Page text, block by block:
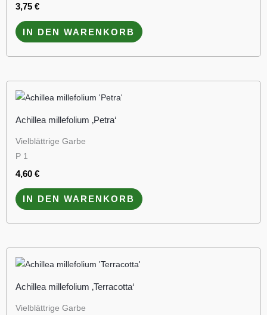
3,75 €
IN DEN WARENKORB
Achillea millefolium ‚Petra‘
Vielblättrige Garbe
P 1
4,60 €
IN DEN WARENKORB
Achillea millefolium ‚Terracotta‘
Vielblättrige Garbe